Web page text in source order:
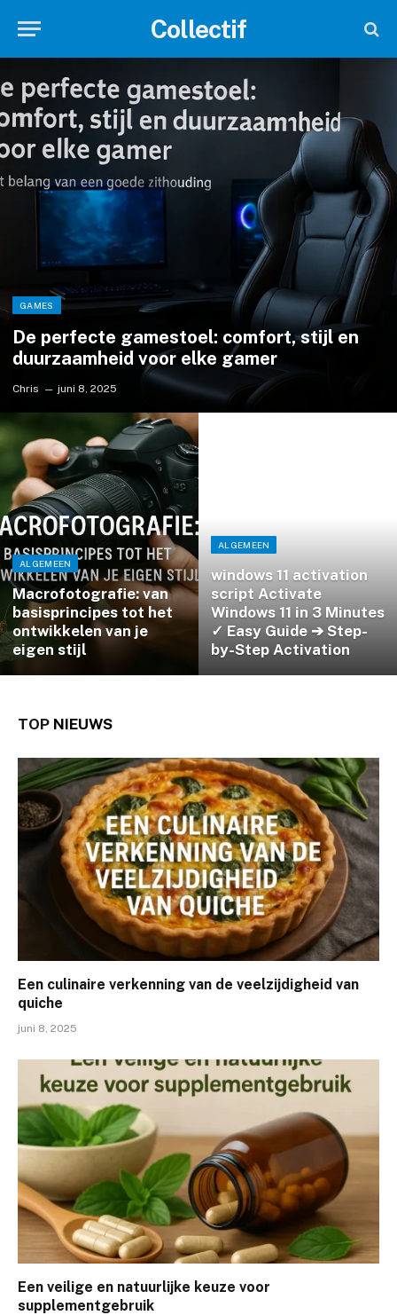
Collectif
GAMES
De perfecte gamestoel: comfort, stijl en
duurzaamheid voor elke gamer
Chris juni 8, 2025
ALGEMEEN
Macrofotografie: van
basisprincipes tot het
ontwikkelen van je
eigen stijl
ALGEMEEN
windows 11 activation
script Activate
Windows 11 in 3 Minutes
✓ Easy Guide ➔ Step-
by-Step Activation
TOP NIEUWS
Een culinaire verkenning van de veelzijdigheid van
quiche
juni 8, 2025
Een veilige en natuurlijke keuze voor
supplementgebruik